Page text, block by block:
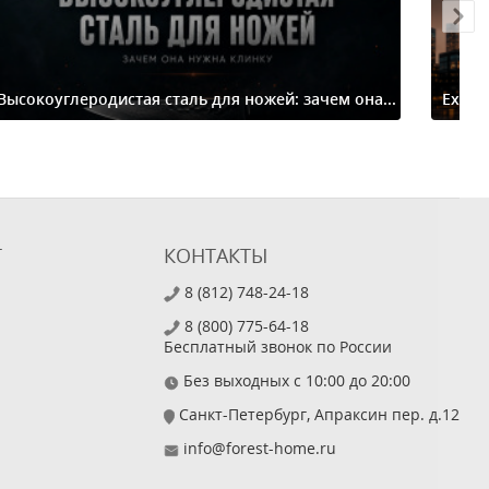
сталь для ножей: зачем она...
КОНТАКТЫ
8 (812) 748-24-18
8 (800) 775-64-18
Бесплатный звонок по России
Без выходных с 10:00 до 20:00
Санкт-Петербург, Апраксин пер. д.12
info@forest-home.ru